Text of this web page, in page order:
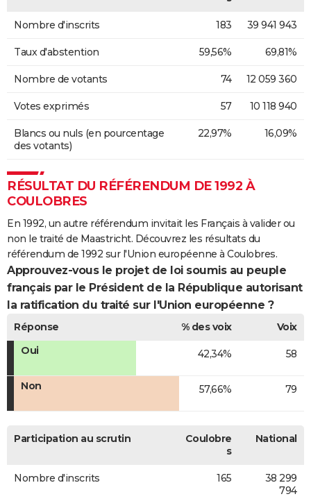
Nombre d'inscrits 183 39 941 943
Taux d'abstention 59,56% 69,81%
Nombre de votants 74 12 059 360
Votes exprimés 57 10 118 940
Blancs ou nuls (en pourcentage
des votants)
22,97% 16,09%
RÉSULTAT DU RÉFÉRENDUM DE 1992 À
COULOBRES
En 1992, un autre référendum invitait les Français à valider ou
non le traité de Maastricht. Découvrez les résultats du
référendum de 1992 sur l'Union européenne à Coulobres.
Approuvez-vous le projet de loi soumis au peuple
français par le Président de la République autorisant
la ratification du traité sur l'Union européenne ?
Réponse % des voix
Voix
Oui
42,34% 58
Non 57,66% 79
Participation au scrutin
Coulobre
s
National
Nombre d'inscrits 165
38 299
794